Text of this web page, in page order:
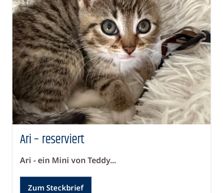
Ari – reserviert
Ari - ein Mini von Teddy...
Zum Steckbrief